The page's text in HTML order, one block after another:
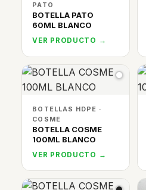
PATO
BOTELLA PATO
60ML BLANCO
VER PRODUCTO →
BOTELLAS HDPE ·
COSME
BOTELLA COSME
100ML BLANCO
VER PRODUCTO →